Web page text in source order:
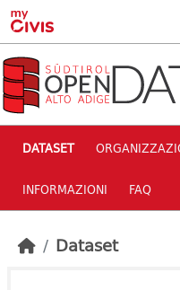
Skip to main content
DATASET
INFORMAZIONI FAQ
Dataset